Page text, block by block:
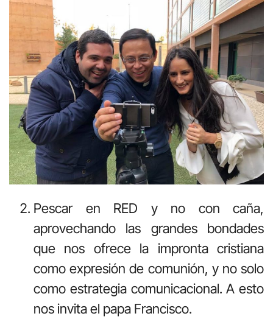
Pescar en RED y no con caña,
aprovechando las grandes bondades
que nos ofrece la impronta cristiana
como expresión de comunión, y no solo
como estrategia comunicacional. A esto
nos invita el papa Francisco.